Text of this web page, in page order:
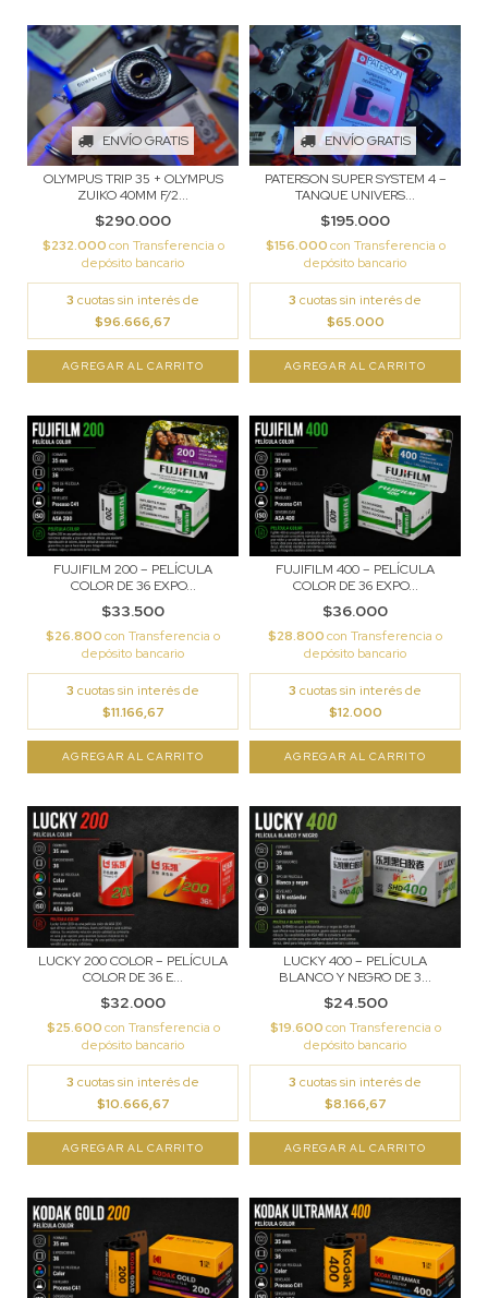
ENVÍO GRATIS
OLYMPUS TRIP 35 + OLYMPUS
ZUIKO 40MM F/2...
$290.000
$232.000con Transferencia o
depósito bancario
3 cuotas sin interés de
$96.666,67
ENVÍO GRATIS
PATERSON SUPER SYSTEM 4 –
TANQUE UNIVERS...
$195.000
$156.000con Transferencia o
depósito bancario
3 cuotas sin interés de
$65.000
FUJIFILM 200 – PELÍCULA
COLOR DE 36 EXPO...
$33.500
$26.800con Transferencia o
depósito bancario
3 cuotas sin interés de
$11.166,67
FUJIFILM 400 – PELÍCULA
COLOR DE 36 EXPO...
$36.000
$28.800con Transferencia o
depósito bancario
3 cuotas sin interés de
$12.000
LUCKY 200 COLOR – PELÍCULA
COLOR DE 36 E...
$32.000
$25.600con Transferencia o
depósito bancario
3 cuotas sin interés de
$10.666,67
LUCKY 400 – PELÍCULA
BLANCO Y NEGRO DE 3...
$24.500
$19.600con Transferencia o
depósito bancario
3 cuotas sin interés de
$8.166,67